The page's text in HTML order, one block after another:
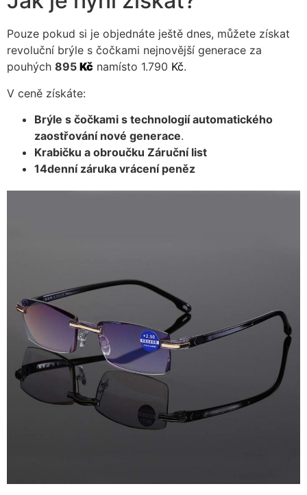
Pouze pokud si je objednáte ještě dnes, můžete získat
revoluční brýle s čočkami nejnovější generace za
pouhých 895 Kč namísto 1.790 Kč.
V ceně získáte:
Brýle s čočkami s technologií automatického
zaostřování nové generace.
Krabičku a obroučku Záruční list
14denní záruka vrácení peněz